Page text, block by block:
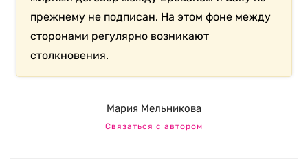
прежнему не подписан. На этом фоне между
сторонами регулярно возникают
столкновения.
Мария Мельникова
Связаться с автором